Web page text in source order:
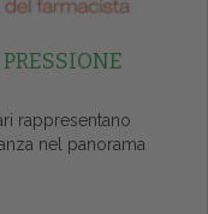
rappresentano
nel panorama